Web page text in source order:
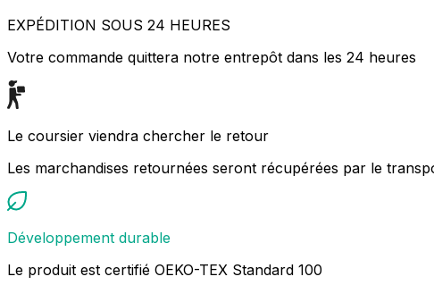
EXPÉDITION SOUS 24 HEURES
Votre commande quittera notre entrepôt dans les 24 heures
Le coursier viendra chercher le retour
Les marchandises retournées seront récupérées par le
Développement durable
Le produit est certifié OEKO-TEX Standard 100